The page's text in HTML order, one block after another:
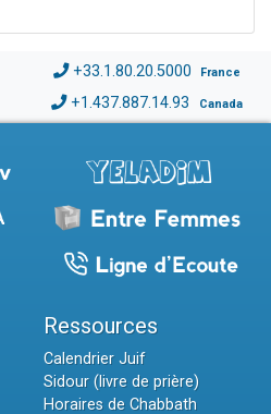
+33.1.80.20.5000 France
+1.437.887.14.93 Canada
Ressources
Calendrier Juif
Sidour (livre de prière)
Horaires de Chabbath